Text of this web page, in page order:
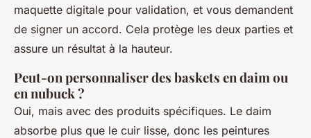
maquette digitale pour validation, et vous demandent
de signer un accord. Cela protège les deux parties et
assure un résultat à la hauteur.
Peut-on personnaliser des baskets en daim ou
en nubuck ?
Oui, mais avec des produits spécifiques. Le daim
absorbe plus que le cuir lisse, donc les peintures